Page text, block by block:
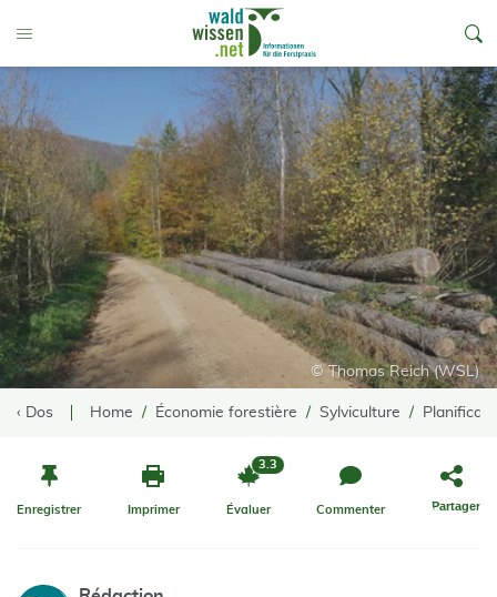
Toggle Menu
© Thomas Reich (WSL)
‹ Dos Home Économie forestière Sylviculture
Enregistrer Imprimer Évaluer
3.3
Commenter Partager